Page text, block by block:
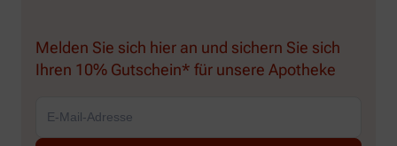
Melden Sie sich hier an und sichern Sie sich
Ihren 10% Gutschein* für unsere Apotheke